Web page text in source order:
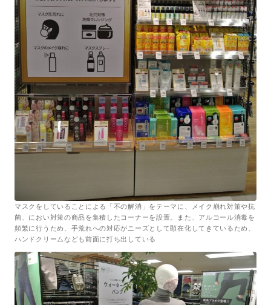
マスクをしていることによる「不の解消」をテーマに、メイク崩れ対策や抗
菌、におい対策の商品を集積したコーナーを設置。また、アルコール消毒を
頻繁に行うため、手荒れへの対応がニーズとして顕在化してきているため、
ハンドクリームなども前面に打ち出している